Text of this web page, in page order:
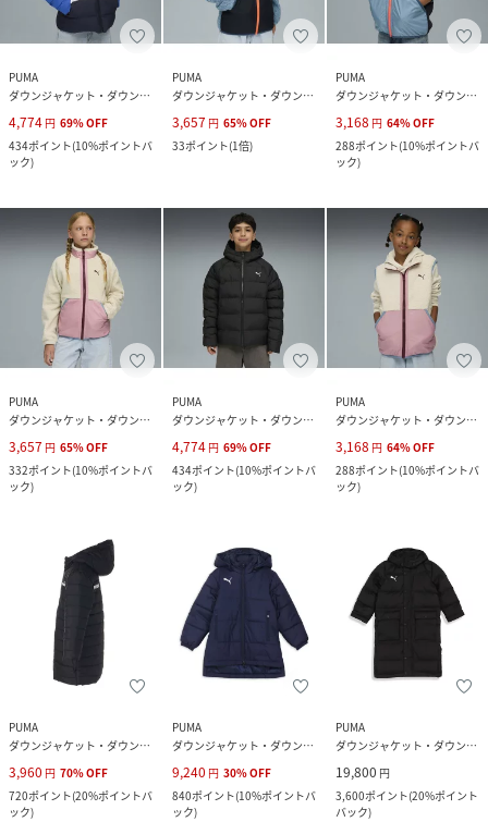
PUMA
ダウンジャケット・ダウンベスト
4,774 円 69%OFF
434ポイント(10%ポイントバ
ック)
PUMA
ダウンジャケット・ダウンベスト
3,657 円 65%OFF
33ポイント(1倍)
PUMA
ダウンジャケット・ダウンベスト
3,168 円 64%OFF
288ポイント(10%ポイントバ
ック)
PUMA
ダウンジャケット・ダウンベスト
3,657 円 65%OFF
332ポイント(10%ポイントバ
ック)
PUMA
ダウンジャケット・ダウンベスト
4,774 円 69%OFF
434ポイント(10%ポイントバ
ック)
PUMA
ダウンジャケット・ダウンベスト
3,168 円 64%OFF
288ポイント(10%ポイントバ
ック)
PUMA
ダウンジャケット・ダウンベスト
3,960 円 70%OFF
720ポイント(20%ポイントバ
ック)
PUMA
ダウンジャケット・ダウンベスト
9,240 円 30%OFF
840ポイント(10%ポイントバ
ック)
PUMA
ダウンジャケット・ダウンベスト
19,800 円
3,600ポイント(20%ポイント
バック)